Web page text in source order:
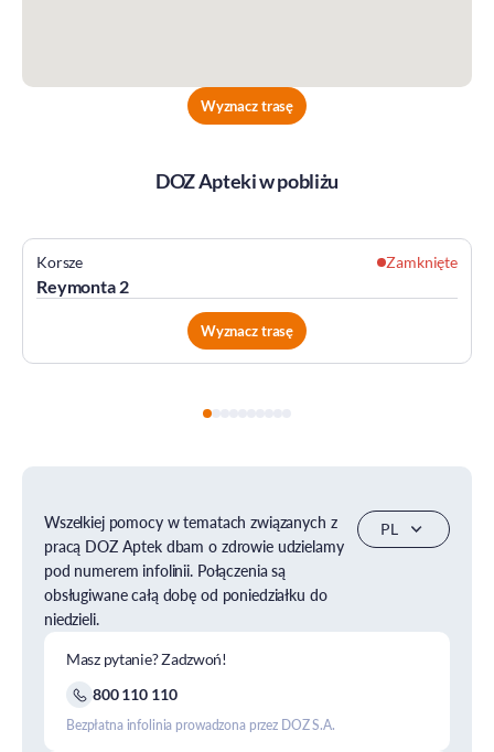
Wyznacz trasę
DOZ Apteki w pobliżu
Korsze
Reymonta 2
Zamknięte
Wyznacz trasę
Wszelkiej pomocy w tematach związanych z
pracą DOZ Aptek dbam o zdrowie udzielamy
pod numerem infolinii. Połączenia są
obsługiwane całą dobę od poniedziałku do
niedzieli.
Masz pytanie? Zadzwoń!
800 110 110
Bezpłatna infolinia prowadzona przez DOZ S.A.